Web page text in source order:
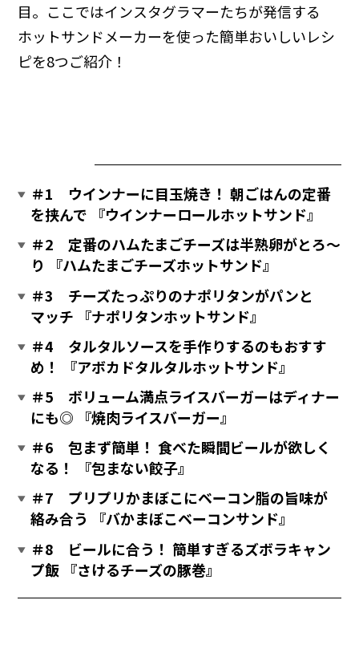
目。ここではインスタグラマーたちが発信する
ホットサンドメーカーを使った簡単おいしいレシ
ピを8つご紹介！
＃1 ウインナーに目玉焼き！ 朝ごはんの定番
を挟んで 『ウインナーロールホットサンド』
＃2 定番のハムたまごチーズは半熟卵がとろ～
り 『ハムたまごチーズホットサンド』
＃3 チーズたっぷりのナポリタンがパンと
マッチ 『ナポリタンホットサンド』
＃4 タルタルソースを手作りするのもおすす
め！ 『アボカドタルタルホットサンド』
＃5 ボリューム満点ライスバーガーはディナー
にも◎ 『焼肉ライスバーガー』
＃6 包まず簡単！ 食べた瞬間ビールが欲しく
なる！ 『包まない餃子』
＃7 プリプリかまぼこにベーコン脂の旨味が
絡み合う 『バかまぼこベーコンサンド』
＃8 ビールに合う！ 簡単すぎるズボラキャン
プ飯 『さけるチーズの豚巻』